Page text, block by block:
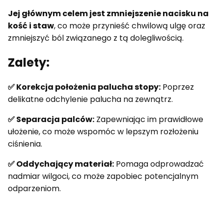
Jej głównym celem jest zmniejszenie nacisku na
kość i staw, co może przynieść chwilową ulgę oraz
zmniejszyć ból związanego z tą dolegliwością.
Zalety:
✅Korekcja położenia palucha stopy: Poprzez
delikatne odchylenie palucha na zewnątrz.
✅Separacja palców: Zapewniając im prawidłowe
ułożenie, co może wspomóc w lepszym rozłożeniu
ciśnienia.
✅Oddychający materiał: Pomaga odprowadzać
nadmiar wilgoci, co może zapobiec potencjalnym
odparzeniom.